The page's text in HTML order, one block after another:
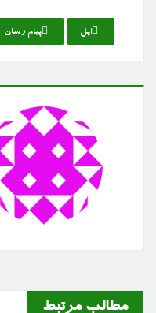
اپل پیام رسان
مطالب مرتبط